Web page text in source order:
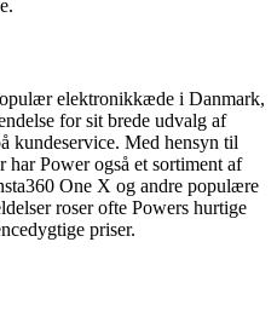
elektronikkæde i Danmark,
for sit brede udvalg af
kundeservice. Med hensyn til
har Power også et sortiment af
One X og andre populære
roser ofte Powers hurtige
priser.